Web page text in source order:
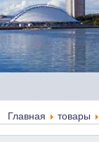
Главная товары